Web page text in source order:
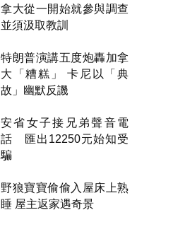
拿大從一開始就參與調查
並須汲取教訓
特朗普演講五度炮轟加拿
大「糟糕」 卡尼以「典
故」幽默反譏
安省女子接兄弟聲音電
話 匯出12250元始知受
騙
野狼寶寶偷偷入屋床上熟
睡 屋主返家遇奇景